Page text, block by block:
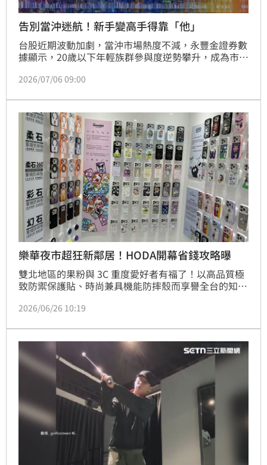
告別當沖迷航！新手變高手得靠「他」
台股近期波動加劇，當沖市場熱度不減，永豐金證券數
據顯示，20歲以下年輕族群參與度逆勢攀升，成為市場
「豐雲學堂」開設結構化操盤課程，成效顯著，學員交
APP」新增智慧選股功能，透過即時數據篩選機制，協
助投資人在高頻震盪的台股中精準鎖定熱門個股，大幅
提升短線操盤的勝率與決策效率，讓新手也能從容掌握
獲利先機。
2026/07/06 09:00
樂華夜市超狂新鄰居！HODA開幕省錢攻略曝
雙北地區的果粉與 3C 重度愛好者有福了！以高品質極
致防禦保護貼、時尚兼具機能防摔殼而享譽全台的知名
一級戰區。全新「HODA永和直營門市」將於 6 月 27
標性「樂華夜市」商圈周邊。未來不論是中永和在地居
民，還是特地前來朝聖美食的饕客，都能在享受夜市小
吃、漫步商圈的同時，順道為心愛的手機升級最專業、
2026/06/26 10:19